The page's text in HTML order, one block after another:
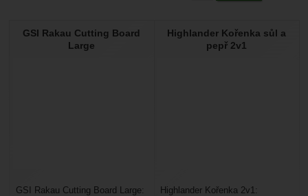
GSI Rakau Cutting Board
Large
GSI Rakau Cutting Board Large:
Highlander Kořenka sůl a
pepř 2v1
Highlander Kořenka 2v1: